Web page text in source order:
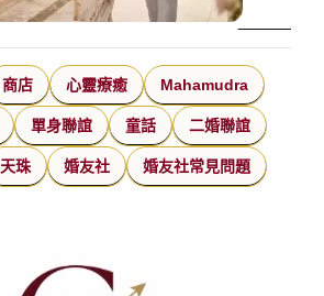
商店 心靈療癒 Mahamudra
單身聯誼 童話 二婚聯誼
天珠 婚友社 婚友社常見問題